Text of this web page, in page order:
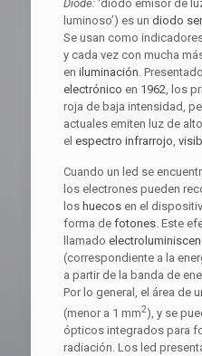
Diode:‘diodo emisor de
luminoso’) es un diodo
Se usan como
y cada vez con mucha
en iluminación.
electrónico en 1962, los
roja de baja intensidad,
actuales emiten luz de
el espectro infrarrojo,
Cuando un led se
los electrones pueden
los huecosen el
forma de fotones. Este
llamado
(correspondiente a la
a partir de la banda de
Por lo general, el área de
(menor a 1 mm2), y se
ópticos integrados para
radiación. Los led